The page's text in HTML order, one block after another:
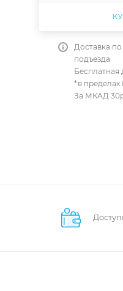
Доставка
подъезда
Бесплатная
*в
За МКАД